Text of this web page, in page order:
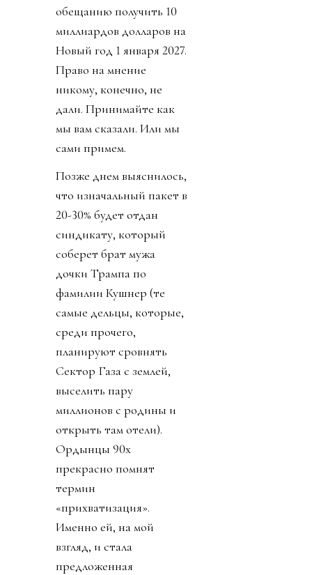
обещанию получить 10
миллиардов долларов на
Новый год 1 января 2027.
Право на мнение
никому, конечно, не
дали. Принимайте как
мы вам сказали. Или мы
сами примем.
Позже днем выяснилось,
что изначальный пакет в
20-30% будет отдан
синдикату, который
соберет брат мужа
дочки Трампа по
фамилии Кушнер (те
самые дельцы, которые,
среди прочего,
планируют сровнять
Сектор Газа с землей,
выселить пару
миллионов с родины и
открыть там отели).
Ордынцы 90х
прекрасно помнят
термин
«прихватизация».
Именно ей, на мой
взгляд, и стала
предложенная